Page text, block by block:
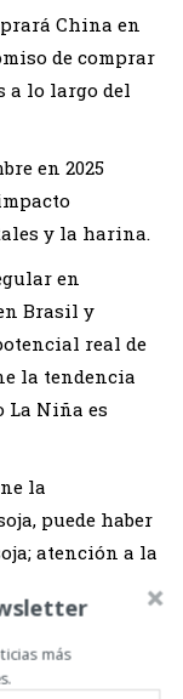
China en
de comprar
a lo largo del
en 2025
y la harina.
en
Brasil y
real de
la tendencia
La Niña es
la
puede haber
atención a la
2026
China,
más